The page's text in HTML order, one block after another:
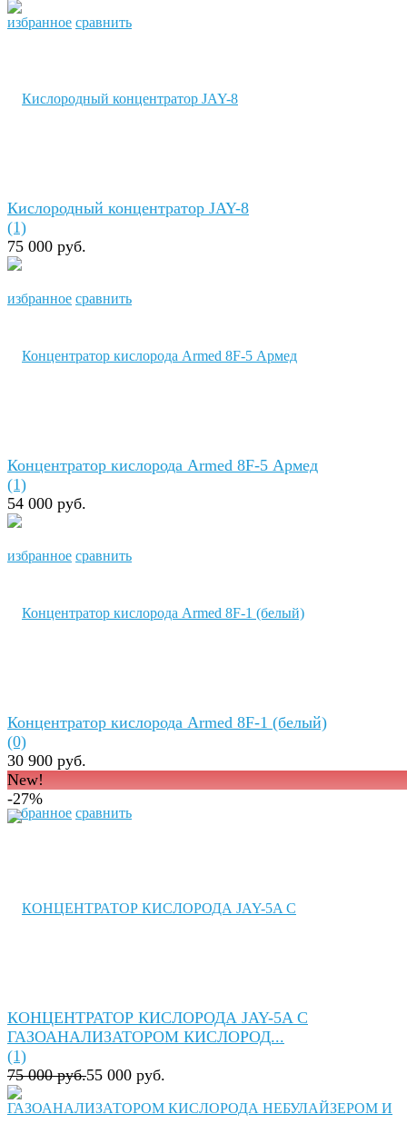
избранное сравнить
избранное сравнить
Кислородный концентратор JAY-8
(1)
75 000 руб.
избранное сравнить
Концентратор кислорода Armed 8F-5 Армед
(1)
54 000 руб.
избранное сравнить
Концентратор кислорода Armed 8F-1 (белый)
(0)
30 900 руб.
New!
-27%
КОНЦЕНТРАТОР КИСЛОРОДА JAY-5A C
ГАЗОАНАЛИЗАТОРОМ КИСЛОРОД...
(1)
75 000 руб.55 000 руб.